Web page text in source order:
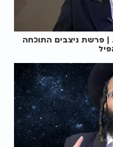
| פרשת ניצבים התוכחה